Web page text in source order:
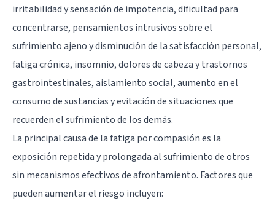
irritabilidad y sensación de impotencia, dificultad para
concentrarse, pensamientos intrusivos sobre el
sufrimiento ajeno y disminución de la satisfacción personal,
fatiga crónica, insomnio, dolores de cabeza y trastornos
gastrointestinales, aislamiento social, aumento en el
consumo de sustancias y evitación de situaciones que
recuerden el sufrimiento de los demás.
La principal causa de la fatiga por compasión es la
exposición repetida y prolongada al sufrimiento de otros
sin mecanismos efectivos de afrontamiento. Factores que
pueden aumentar el riesgo incluyen: